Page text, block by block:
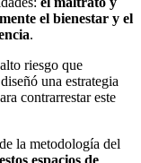
el bienestar y el
.
riesgo que
una estrategia
contrarrestar este
la metodología del
espacios de